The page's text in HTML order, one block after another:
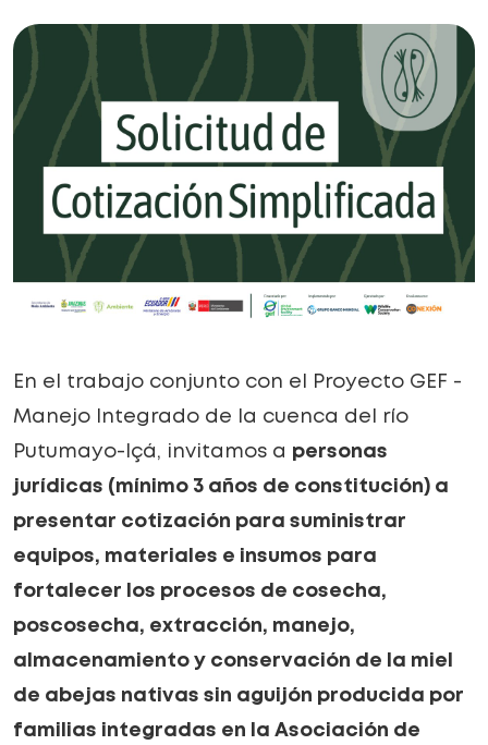
En el trabajo conjunto con el Proyecto GEF -
Manejo Integrado de la cuenca del río
Putumayo-Içá, invitamos a personas
jurídicas (mínimo 3 años de constitución) a
presentar cotización para suministrar
equipos, materiales e insumos para
fortalecer los procesos de cosecha,
poscosecha, extracción, manejo,
almacenamiento y conservación de la miel
de abejas nativas sin aguijón producida por
familias integradas en la Asociación de